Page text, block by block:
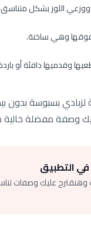
اللوز بشكل
فوقها وهي ساخنة.
بسبوسة بدون
وصفة مفضلة
التطبيق
وهنقترح عليك وصفات